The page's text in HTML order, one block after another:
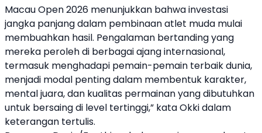
Macau Open 2026 menunjukkan bahwa investasi
jangka panjang dalam pembinaan atlet muda mulai
membuahkan hasil. Pengalaman bertanding yang
mereka peroleh di berbagai ajang internasional,
termasuk menghadapi pemain-pemain terbaik dunia,
menjadi modal penting dalam membentuk karakter,
mental juara, dan kualitas permainan yang dibutuhkan
untuk bersaing di level tertinggi,” kata Okki dalam
keterangan tertulis.